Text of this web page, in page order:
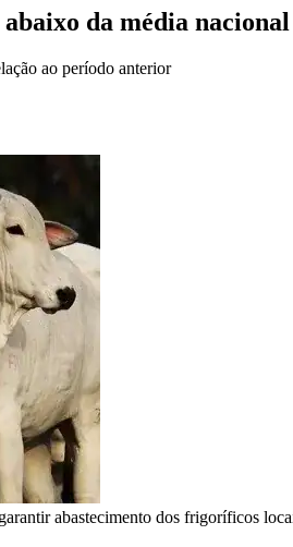
da média nacional
ao período anterior
abastecimento dos frigoríficos